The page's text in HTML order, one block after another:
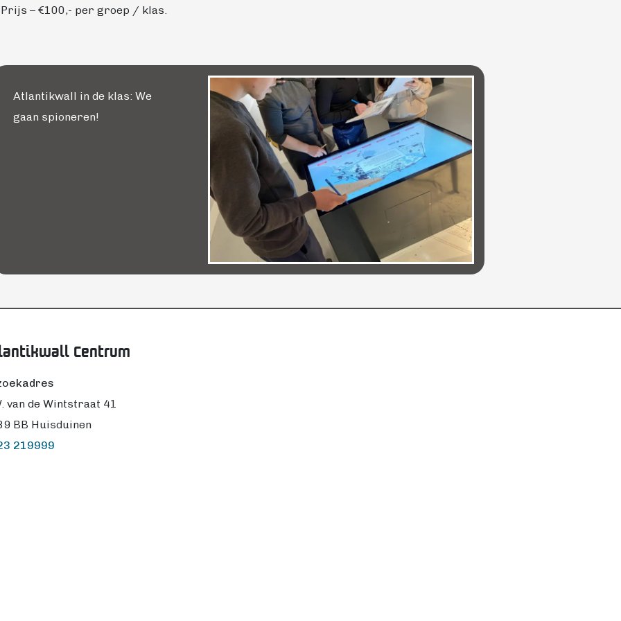
Prijs – €100,- per groep / klas.
Atlantikwall in de klas: We
gaan spioneren!
Centrum
van de Wintstraat 41
BB Huisduinen
219999